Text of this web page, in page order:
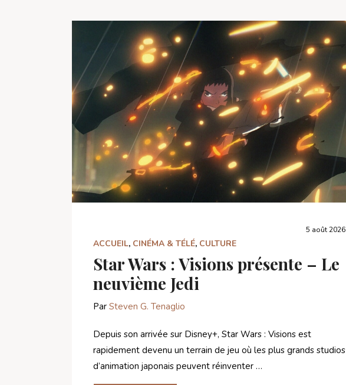
5 août 2026
ACCUEIL, CINÉMA & TÉLÉ, CULTURE
Star Wars : Visions présente – Le
neuvième Jedi
Par Steven G. Tenaglio
Depuis son arrivée sur Disney+, Star Wars : Visions est
rapidement devenu un terrain de jeu où les plus grands studios
d’animation japonais peuvent réinventer …